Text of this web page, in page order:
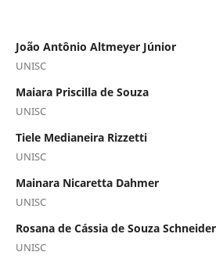
João Antônio Altmeyer Júnior
UNISC
Maiara Priscilla de Souza
UNISC
Tiele Medianeira Rizzetti
UNISC
Mainara Nicaretta Dahmer
UNISC
Rosana de Cássia de Souza Schneider
UNISC